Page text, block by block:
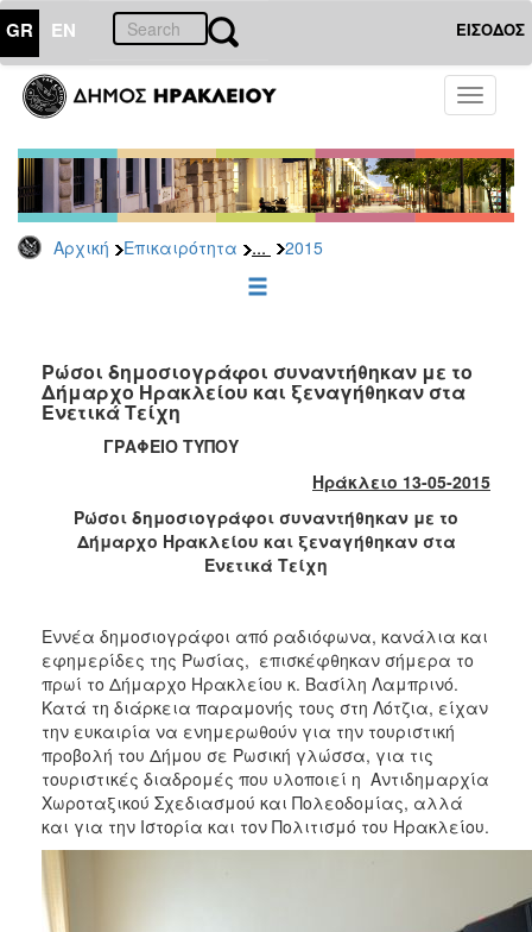
GR EN ΕΙΣΟΔΟΣ
Toggle
Αρχική Επικαιρότητα ... 2015
ΕΠΙΚΑΙΡΟΤΗΤΑ
Τύπου
Αρχείο
2026
2025
2022
2021
2020
2018
2017
2013
2012
2011
2010
2006
ΔΗΜΟΤΗΣ
Ρώσοι δημοσιογράφοι συναντήθηκαν με το
Δήμαρχο Ηρακλείου και ξεναγήθηκαν στα
Ενετικά Τείχη
ΓΡΑΦΕΙΟ ΤΥΠΟΥ
Ηράκλειο 13-05-2015
Ρώσοι δημοσιογράφοι συναντήθηκαν με το
Δήμαρχο Ηρακλείου και ξεναγήθηκαν στα
Ενετικά Τείχη
Εννέα δημοσιογράφοι από ραδιόφωνα, κανάλια και
εφημερίδες της Ρωσίας, επισκέφθηκαν σήμερα το
πρωί το Δήμαρχο Ηρακλείου κ. Βασίλη Λαμπρινό.
Κατά τη διάρκεια παραμονής τους στη Λότζια, είχαν
την ευκαιρία να ενημερωθούν για την τουριστική
προβολή του Δήμου σε Ρωσική γλώσσα, για τις
τουριστικές διαδρομές που υλοποιεί η Αντιδημαρχία
Χωροταξικού Σχεδιασμού και Πολεοδομίας, αλλά
και για την Ιστορία και τον Πολιτισμό του Ηρακλείου.